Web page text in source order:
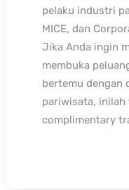
pelaku industri
MICE, dan
Jika Anda ingin
membuka
bertemu dengan
pariwisata, inilah
complimentary